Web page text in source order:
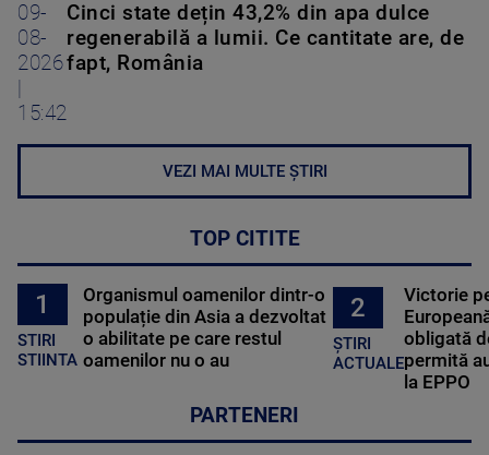
09-
08-
2026
15:42
Cinci state dețin 43,2% din apa dulce
regenerabilă a lumii. Ce cantitate are, de
fapt, România
VEZI MAI MULTE ȘTIRI
TOP CITITE
1
STIRI
STIINTA
Organismul oamenilor dintr-o
populație din Asia a dezvoltat
o abilitate pe care restul
oamenilor nu o au
2
ȘTIRI
ACTUALE
Victorie
obligată
permită
la EPPO
PARTENERI